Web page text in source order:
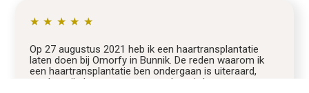
★ ★ ★ ★ ★
Op 27 augustus 2021 heb ik een haartransplantatie
laten doen bij Omorfy in Bunnik. De reden waarom ik
een haartransplantatie ben ondergaan is uiteraard,
omdat mijn haar wat meer aan het uitdunnen was, met